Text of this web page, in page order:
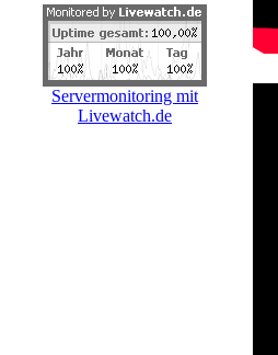
Servermonitoring mit
Livewatch.de